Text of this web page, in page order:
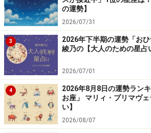
恋と社交は、主導権が回ってきそう
ッキリとあなたが決めてよし。一目
けて。
かに座（6月22日～7月22日
メンタルがやられたり、体が動かな
ージがありそう。
の運勢】
2026/07/31
3
2026年下半期の運勢「お
綾乃の【大人のための星占
2026/07/01
4
2026年8月8日の運勢ラン
お座」 マリィ・プリマヴ
い】
2026/08/07